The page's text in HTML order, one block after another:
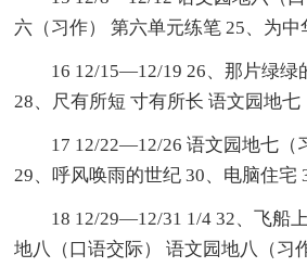
六（习作） 第六单元练笔 25、为
16 12/15—12/19 26、那片绿绿
28、尺有所短 寸有所长 语文园地七
17 12/22—12/26 语文园地七（
29、呼风唤雨的世纪 30、电脑住宅
18 12/29—12/31 1/4 32、飞船
地八（口语交际） 语文园地八（习